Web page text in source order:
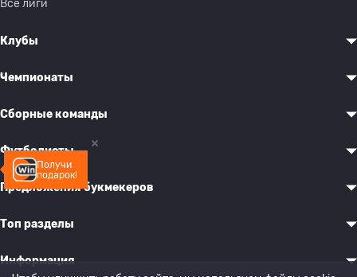
Получи
подарок!
Все лиги
Клубы
Чемпионаты
Сборные команды
Футболисты
Предложения букмекеров
Топ разделы
Информация